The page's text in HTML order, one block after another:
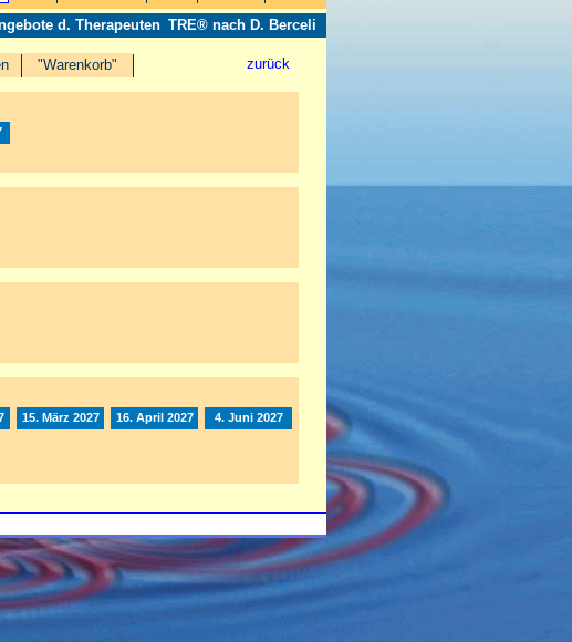
d. Therapeuten TRE® nach D. Berceli
zurück
"Warenkorb"
15. März 2027 16. April 2027
4. Juni 2027